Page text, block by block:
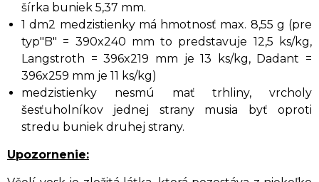
šírka buniek 5,37 mm.
1 dm2 medzistienky má hmotnosť max. 8,55 g (pre
typ"B" = 390x240 mm to predstavuje 12,5 ks/kg,
Langstroth = 396x219 mm je 13 ks/kg, Dadant =
396x259 mm je 11 ks/kg)
medzistienky nesmú mať trhliny, vrcholy
šesťuholníkov jednej strany musia byť oproti
stredu buniek druhej strany.
Upozornenie: